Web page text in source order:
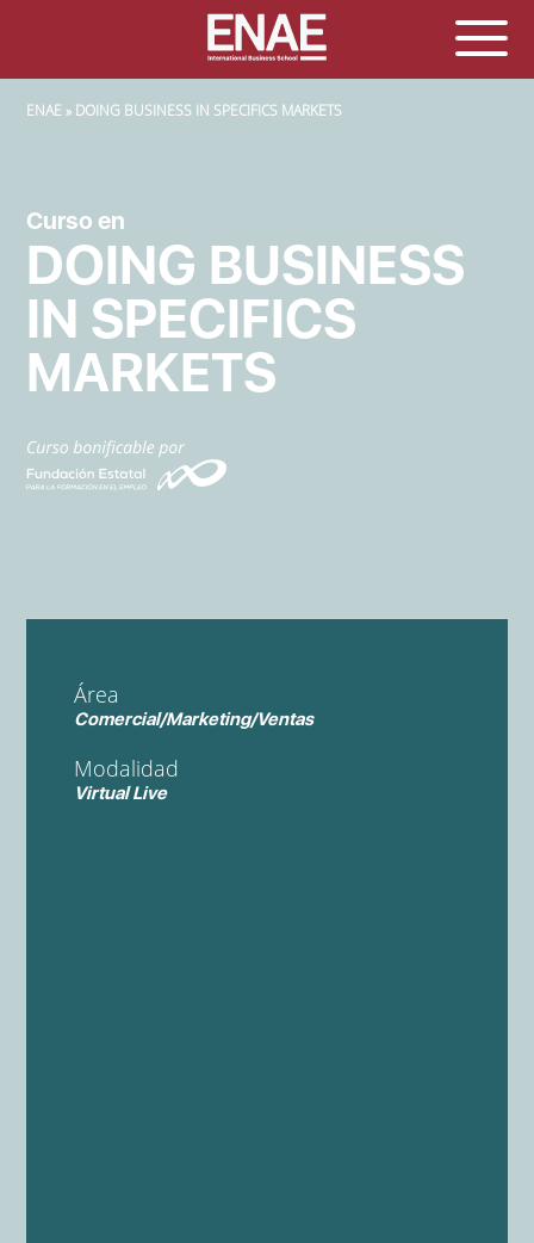
SOBRESCRIBIR ENLACES DE AYUDA A LA NAVEGACIÓN
ENAE DOING BUSINESS IN SPECIFICS MARKETS
Curso en
DOING BUSINESS
IN SPECIFICS
MARKETS
Área
Comercial/Marketing/Ventas
Modalidad
Virtual Live